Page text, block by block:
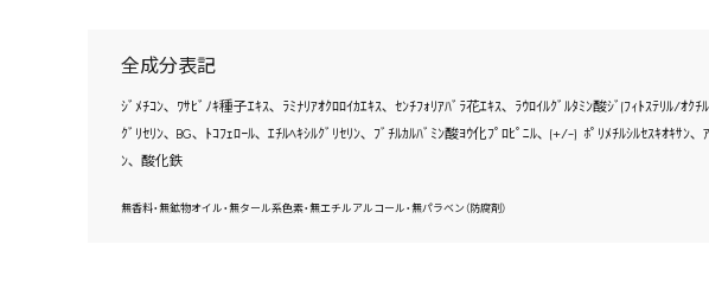
全成分表記
ｼﾞﾒﾁｺﾝ､ ﾜｻﾋﾞﾉｷ種子ｴｷｽ､ ﾗﾐﾅﾘｱｵｸﾛﾛｲｶｴｷｽ､ ｾﾝﾁﾌｫﾘｱﾊﾞﾗ花ｴｷｽ､ ﾗｳﾛｲﾙｸﾞﾙﾀﾐﾝ酸ｼﾞ(ﾌｨﾄｽﾃﾘﾙ/ｵｸ
ｸﾞﾘｾﾘﾝ､ BG､ ﾄｺﾌｪﾛｰﾙ､ ｴﾁﾙﾍｷｼﾙｸﾞﾘｾﾘﾝ､ ﾌﾞﾁﾙｶﾙﾊﾞﾐﾝ酸ﾖｳ化ﾌﾟﾛﾋﾟﾆﾙ､ (+/-) ﾎﾟﾘﾒﾁﾙｼﾙｾｽｷｵｷｻﾝ
ﾝ､ 酸化鉄
無香料・無鉱物オイル・無タール系色素・無エチルアルコール・無パラベン（防腐剤）